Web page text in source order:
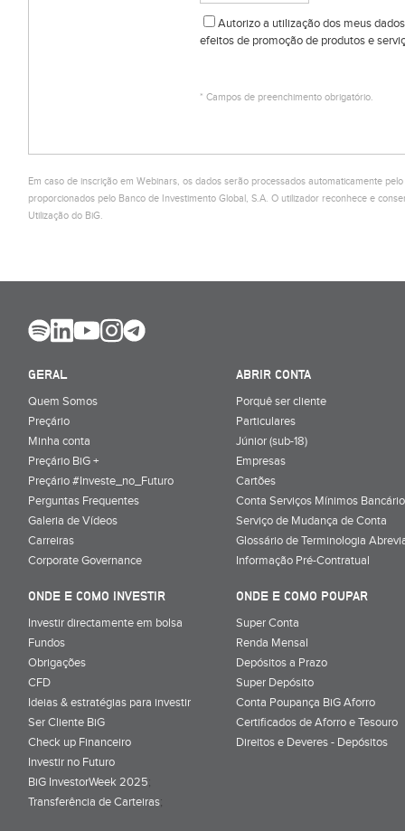
Autorizo a utilização dos meus
efeitos de promoção de produtos e
* Campos de preenchimento obrigatório.
Em caso de inscrição em Webinars, os dados serão processados automaticamente
proporcionados pelo Banco de Investimento Global, S.A. O utilizador reconhece e
Utilização do BiG.
GERAL
Quem Somos
Preçário
Minha conta
Preçário BiG +
Preçário #Investe_no_Futuro
Perguntas Frequentes
Galeria de Vídeos
Carreiras
Corporate Governance
ABRIR CONTA
Porquê ser cliente
Particulares
Júnior (sub-18)
Empresas
Cartões
Conta Serviços Mínimos
Serviço de Mudança de Conta
Glossário de Terminologia
Informação Pré-Contratual
ONDE E COMO INVESTIR
Investir directamente em bolsa
Fundos
Obrigações
CFD
Ideias & estratégias para investir
Ser Cliente BiG
Check up Financeiro
Investir no Futuro
BiG InvestorWeek 2025;
Transferência de Carteiras;
ONDE E COMO POUPAR
Super Conta
Renda Mensal
Depósitos a Prazo
Super Depósito
Conta Poupança BiG Aforro
Certificados de Aforro e Tesouro
Direitos e Deveres - Depósitos